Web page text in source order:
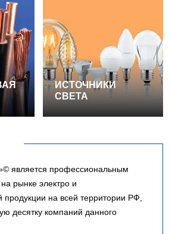
ИСТОЧНИКИ
СВЕТА
является профессиональным
рынке электро и
продукции на всей территории РФ,
десятку компаний данного